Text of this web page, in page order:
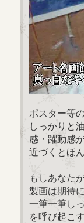
ポスター等
しっかりと
感・躍動感
近づくとほ
もしあなた
製画は期待
一筆一筆し
を呼び起こ